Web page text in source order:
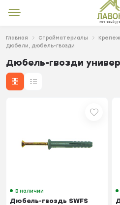
Главная Стройматериалы
Дюбели, дюбель-гвозди
Дюбель-гвозди
В наличии
Дюбель-гвоздь SWFS